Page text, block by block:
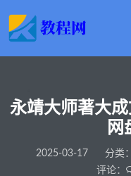
永靖大师著大
网
2025-03-17 分类：
评论：